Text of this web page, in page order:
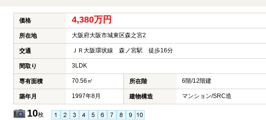
価格 4,380万円
所在地 大阪府大阪市城東区森之宮2
交通 ＪＲ大阪環状線 森ノ宮駅 徒歩16分
間取り 3LDK
専有面積 70.56㎡ 所在階 6階/12階建
築年月 1997年8月 建物構造 マンション/SRC造
10枚